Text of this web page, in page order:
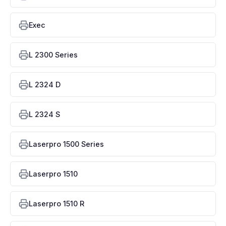
Exec
L 2300 Series
L 2324 D
L 2324 S
Laserpro 1500 Series
Laserpro 1510
Laserpro 1510 R